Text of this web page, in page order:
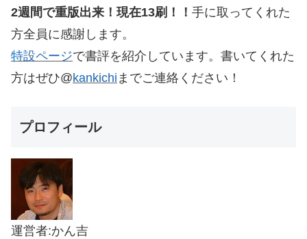
2週間で重版出来！現在13刷！！ 手に取ってくれた
方全員に感謝します。
特設ページで書評を紹介しています。書いてくれた
方はぜひ@kankichi までご連絡ください！
プロフィール
運営者:かん吉